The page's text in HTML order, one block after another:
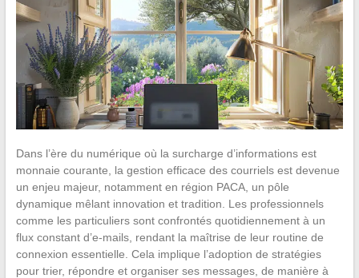
Dans l’ère du numérique où la surcharge d’informations est
monnaie courante, la gestion efficace des courriels est devenue
un enjeu majeur, notamment en région PACA, un pôle
dynamique mêlant innovation et tradition. Les professionnels
comme les particuliers sont confrontés quotidiennement à un
flux constant d’e-mails, rendant la maîtrise de leur routine de
connexion essentielle. Cela implique l’adoption de stratégies
pour trier, répondre et organiser ses messages, de manière à